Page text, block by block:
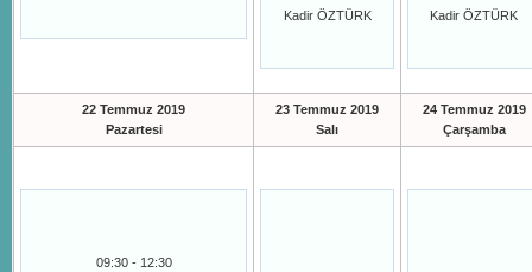
Kadir ÖZTÜRK
Kadir ÖZTÜRK
22 Temmuz 2019
Pazartesi
23 Temmuz 2019
Salı
24 Temmuz 2019
Çarşamba
09:30 - 12:30